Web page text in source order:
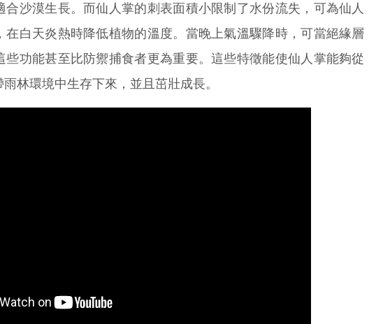
合沙漠生長。而仙人掌的刺表面積小限制了水份流失，可為仙人
在白天炎熱時降低植物的溫度。當晚上氣溫驟降時，可當絕緣層
些功能甚至比防禦捕食者更為重要。這些特徵能使仙人掌能夠從
林環境中生存下來，並且茁壯成長。